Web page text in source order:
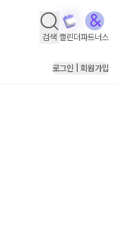
검색 캘린더파트너스
로그인 | 회원가입